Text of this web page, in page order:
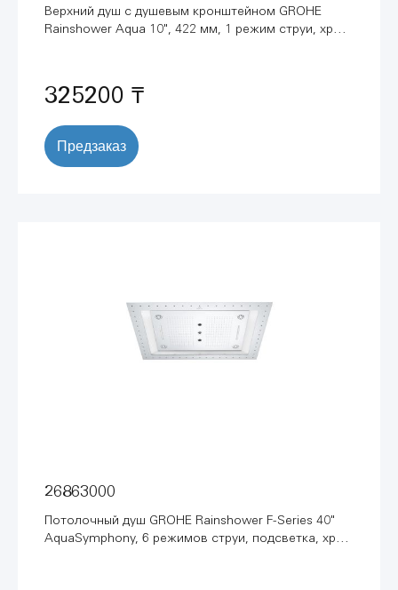
Верхний душ с душевым кронштейном GROHE
Rainshower Aqua 10", 422 мм, 1 режим струи, хром
325200 ₸
Предзаказ
26863000
Потолочный душ GROHE Rainshower F-Series 40"
AquaSymphony, 6 режимов струи, подсветка, хром